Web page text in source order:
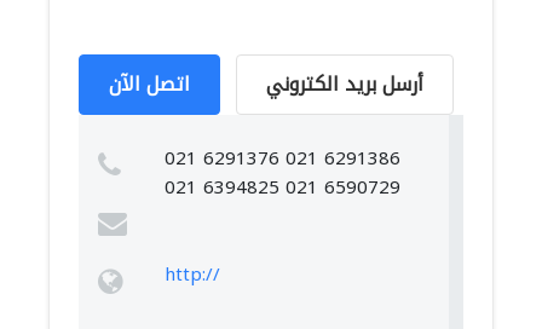
اتصل الآن أرسل بريد الكتروني
021 6291376 021 6291386
021 6394825 021 6590729
http://